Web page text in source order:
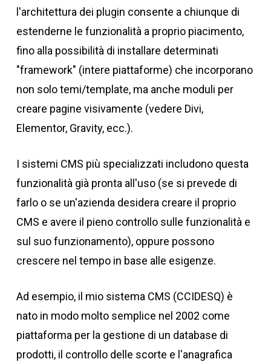
l'architettura dei plugin consente a chiunque di
estenderne le funzionalità a proprio piacimento,
fino alla possibilità di installare determinati
"framework" (intere piattaforme) che incorporano
non solo temi/template, ma anche moduli per
creare pagine visivamente (vedere Divi,
Elementor, Gravity, ecc.).
I sistemi CMS più specializzati includono questa
funzionalità già pronta all'uso (se si prevede di
farlo o se un'azienda desidera creare il proprio
CMS e avere il pieno controllo sulle funzionalità e
sul suo funzionamento), oppure possono
crescere nel tempo in base alle esigenze.
Ad esempio, il mio sistema CMS (CCIDESQ) è
nato in modo molto semplice nel 2002 come
piattaforma per la gestione di un database di
prodotti, il controllo delle scorte e l'anagrafica